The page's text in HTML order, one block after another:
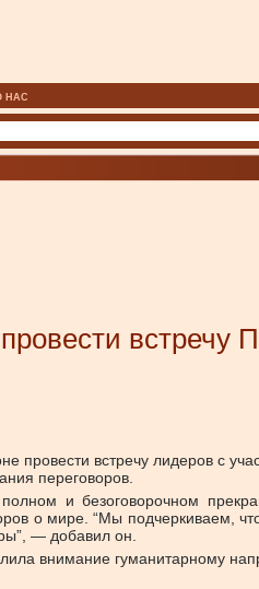
НАС
встречу
провести встречу лидеров с
переговоров.
полном и безоговорочном
о мире. “Мы подчеркиваем,
— добавил он.
внимание гуманитарному